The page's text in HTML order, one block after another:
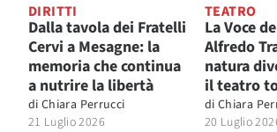
DIRITTI
Dalla tavola dei Fratelli
Cervi a Mesagne: la
memoria che continua
a nutrire la libertà
di Chiara Perrucci
21 Luglio 2026
TEATRO
La Voce
Alfredo
natura
il teatro
di Chiara
20 Luglio